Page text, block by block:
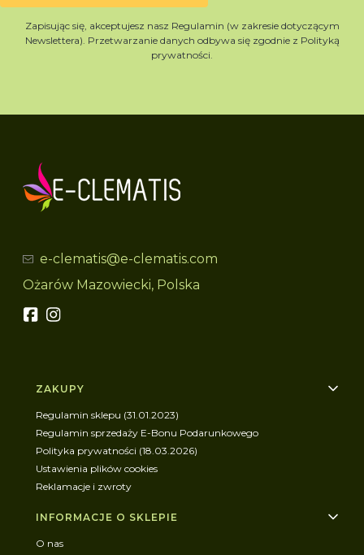
Zapisując się, akceptujesz nasz Regulamin (w zakresie dotyczącym
Newslettera). Przetwarzanie danych odbywa się zgodnie z Polityką
prywatności.
e-clematis@e-clematis.com
Ożarów Mazowiecki, Polska
Linki w stopce
ZAKUPY
Regulamin sklepu (31.01.2023)
Regulamin sprzedaży E-Bonu Podarunkowego
Polityka prywatności (18.03.2026)
Ustawienia plików cookies
Reklamacje i zwroty
INFORMACJE O SKLEPIE
O nas